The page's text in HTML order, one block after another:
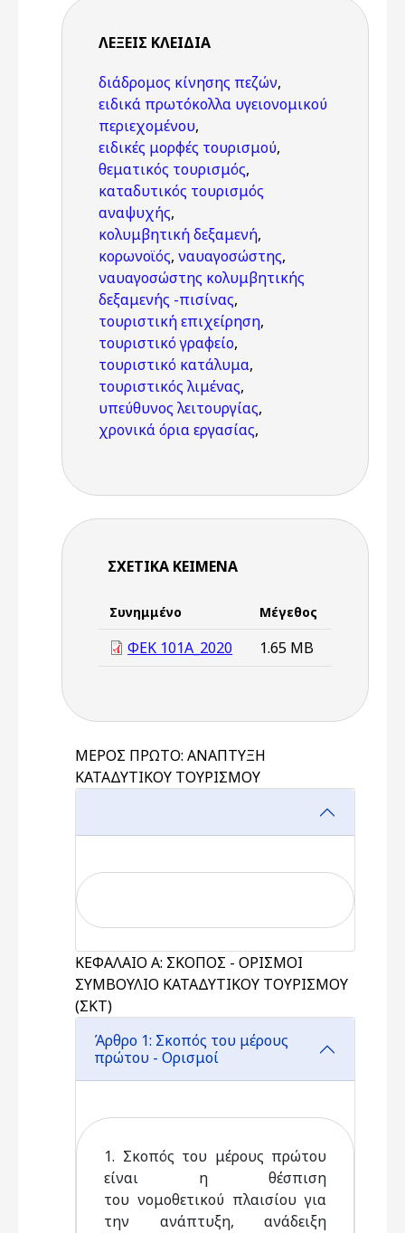
ΛΈΞΕΙΣ KΛΕΙΔΙΆ
διάδρομος κίνησης πεζών,
ειδικά πρωτόκολλα υγειονομικού
περιεχομένου,
ειδικές μορφές τουρισμού,
θεματικός τουρισμός,
καταδυτικός τουρισμός
αναψυχής,
κολυμβητική δεξαμενή,
κορωνοϊός, ναυαγοσώστης,
ναυαγοσώστης κολυμβητικής
δεξαμενής -πισίνας,
τουριστική επιχείρηση,
τουριστικό γραφείο,
τουριστικό κατάλυμα,
τουριστικός λιμένας,
υπεύθυνος λειτουργίας,
χρονικά όρια εργασίας,
ΣΧΕΤΙΚΆ ΚΕΊΜΕΝΑ
Συνημμένο Μέγεθος
ΦΕΚ 101Α_2020 1.65 MB
ΜΕΡΟΣ ΠΡΩΤΟ: ΑΝΑΠΤΥΞΗ
ΚΑΤΑΔΥΤΙΚΟΥ ΤΟΥΡΙΣΜΟΥ
ΚΕΦΑΛΑΙΟ Α: ΣΚΟΠΟΣ - ΟΡΙΣΜΟΙ
ΣΥΜΒΟΥΛΙΟ ΚΑΤΑΔΥΤΙΚΟΥ ΤΟΥΡΙΣΜΟΥ
(ΣΚΤ)
Άρθρο 1: Σκοπός του μέρους
πρώτου - Ορισμοί
1. Σκοπός του μέρους πρώτου
είναι η θέσπιση
του νομοθετικού πλαισίου για
την ανάπτυξη, ανάδειξη